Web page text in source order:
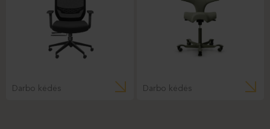
Darbo kėdės Darbo kėdės